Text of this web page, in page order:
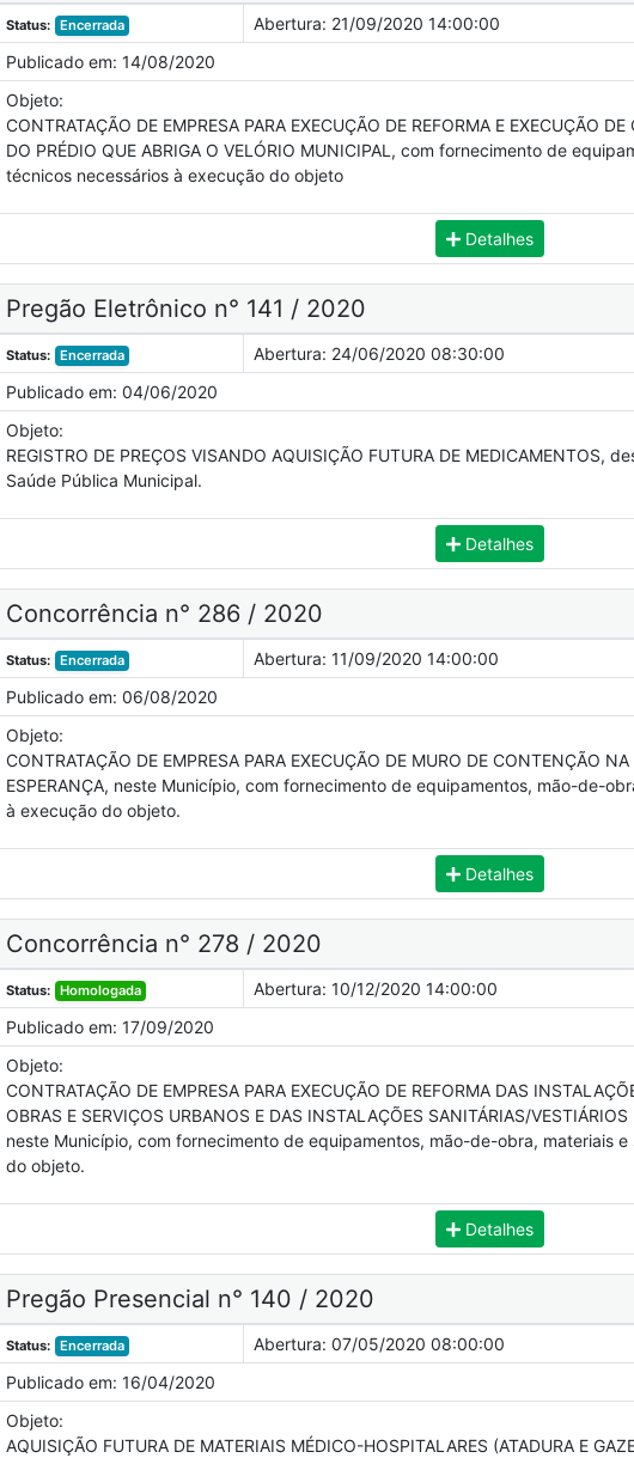
Status: Encerrada Abertura: 21/09/2020 14:00:00
Publicado em: 14/08/2020
Objeto:
CONTRATAÇÃO DE EMPRESA PARA EXECUÇÃO DE REFORMA E EXECUÇÃO
DO PRÉDIO QUE ABRIGA O VELÓRIO MUNICIPAL, com fornecimento de
técnicos necessários à execução do objeto
Detalhes
Pregão Eletrônico n° 141 / 2020
Status: Encerrada Abertura: 24/06/2020 08:30:00
Publicado em: 04/06/2020
Objeto:
REGISTRO DE PREÇOS VISANDO AQUISIÇÃO FUTURA DE
Saúde Pública Municipal.
Detalhes
Concorrência n° 286 / 2020
Status: Encerrada Abertura: 11/09/2020 14:00:00
Publicado em: 06/08/2020
Objeto:
CONTRATAÇÃO DE EMPRESA PARA EXECUÇÃO DE MURO DE CONTENÇÃO
ESPERANÇA, neste Município, com fornecimento de equipamentos, mão-de-
à execução do objeto.
Detalhes
Concorrência n° 278 / 2020
Status: Homologada Abertura: 10/12/2020 14:00:00
Publicado em: 17/09/2020
Objeto:
CONTRATAÇÃO DE EMPRESA PARA EXECUÇÃO DE REFORMA DAS
OBRAS E SERVIÇOS URBANOS E DAS INSTALAÇÕES SANITÁRIAS/
neste Município, com fornecimento de equipamentos, mão-de-obra, materiais
do objeto.
Detalhes
Pregão Presencial n° 140 / 2020
Status: Encerrada Abertura: 07/05/2020 08:00:00
Publicado em: 16/04/2020
Objeto:
AQUISIÇÃO FUTURA DE MATERIAIS MÉDICO-HOSPITALARES (ATADURA E